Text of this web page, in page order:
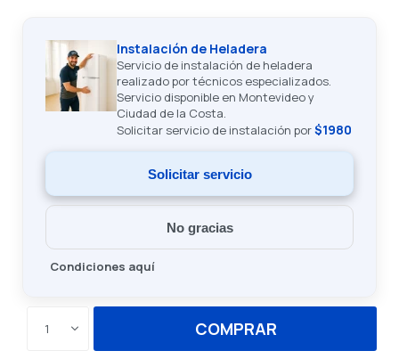
Instalación de Heladera
Servicio de instalación de heladera
realizado por técnicos especializados.
Servicio disponible en Montevideo y
Ciudad de la Costa.
Solicitar servicio de instalación por$1980
Solicitar servicio
No gracias
Condiciones aquí
1 COMPRAR